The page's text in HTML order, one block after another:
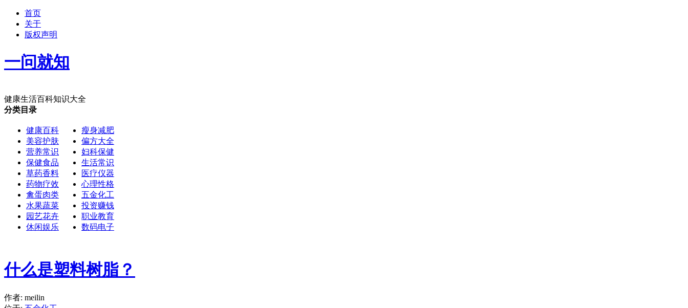
首页
关于
版权声明
一问就知
健康生活百科知识大全
分类目录
健康百科
美容护肤
营养常识
保健食品
草药香料
药物疗效
禽蛋肉类
水果蔬菜
园艺花卉
休闲娱乐
瘦身减肥
偏方大全
妇科保健
生活常识
医疗仪器
心理性格
五金化工
投资赚钱
职业教育
数码电子
什么是塑料树脂？
作者: meilin